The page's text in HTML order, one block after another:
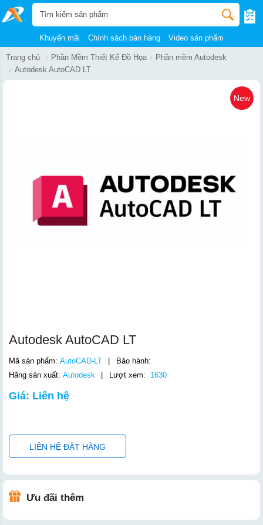
Khuyến mãi Chính sách bán hàng Video sản phẩm
Trang chủ Phần Mềm Thiết Kế Đồ Họa
Phần mềm Autodesk
Autodesk AutoCAD LT
New
Autodesk AutoCAD LT
Mã sản phẩm: AutoCAD-LT
Bảo hành:
Hãng sản xuất: Autodesk Lượt xem: 1630
Giá: Liên hệ
LIÊN HỆ ĐẶT HÀNG
Ưu đãi thêm